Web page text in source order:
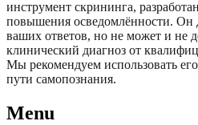
инструмент скрининга,
повышения осведомлённости. Он
ваших ответов, но не может и не
клинический диагноз от
Мы рекомендуем использовать
пути самопознания.
Menu